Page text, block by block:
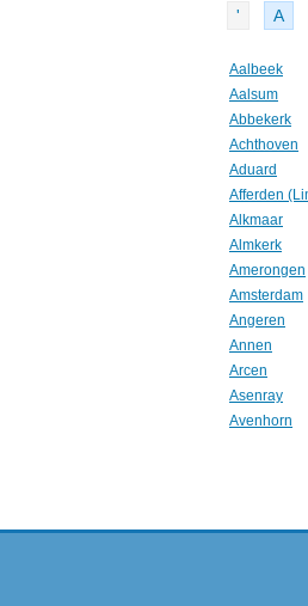
' A
Aalbeek
Aalsum
Abbekerk
Achthoven
Aduard
Afferden
Alkmaar
Almkerk
Amerongen
Amsterdam
Angeren
Annen
Arcen
Asenray
Avenhorn